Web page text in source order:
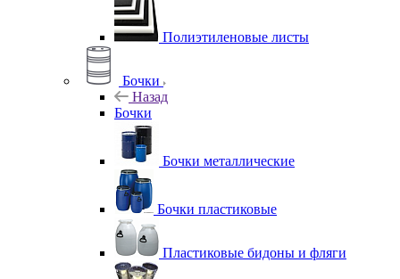
Полиэтиленовые листы
Бочки
Назад
Бочки
Бочки металлические
Бочки пластиковые
Пластиковые бидоны и фляги